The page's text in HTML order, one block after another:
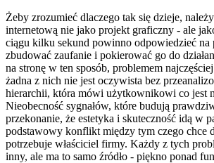
Żeby zrozumieć dlaczego tak się dzieje,
internetową nie jako projekt graficzny - ale
ciągu kilku sekund powinno odpowiedzieć
zbudować zaufanie i pokierować go do
na stronę w ten sposób, problemem
żadna z nich nie jest oczywista bez
hierarchii, która mówi użytkownikowi co jest
Nieobecność sygnałów, które budują
przekonanie, że estetyka i skuteczność idą w
podstawowy konflikt między tym czego chce
potrzebuje właściciel firmy. Każdy z tych
inny, ale ma to samo źródło - piękno ponad